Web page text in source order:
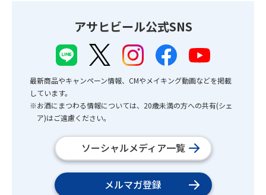
アサヒビール公式SNS
最新商品やキャンペーン情報、CMやメイキング動画などを掲載
しています。
※お酒にまつわる情報については、20歳未満の方への共有(シェ
ア)はご遠慮ください。
ソーシャルメディア一覧
メルマガ登録